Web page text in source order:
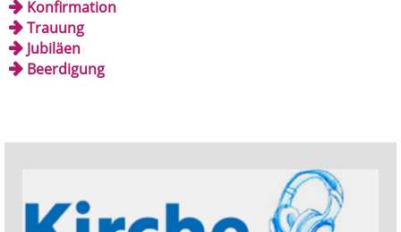
Konfirmation
Trauung
Jubiläen
Beerdigung